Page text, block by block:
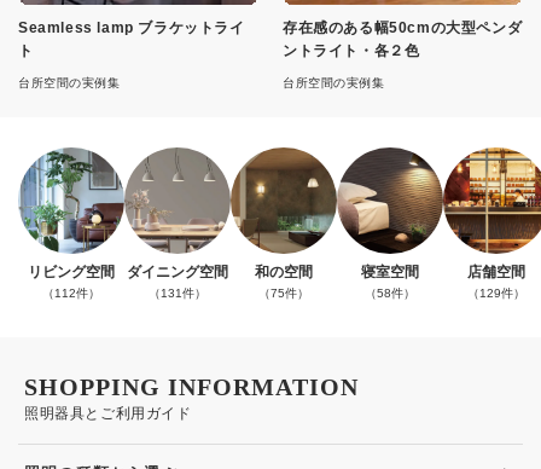
Seamless lamp ブラケットライ
ト
台所空間の実例集
存在感のある幅50cmの大型ペンダ
ントライト・各２色
台所空間の実例集
リビング空間
（112件）
ダイニング空間
（131件）
和の空間
（75件）
寝室空間
（58件）
店舗空間
（129件）
照明器具とご利用ガイド
SHOPPING INFORMATION